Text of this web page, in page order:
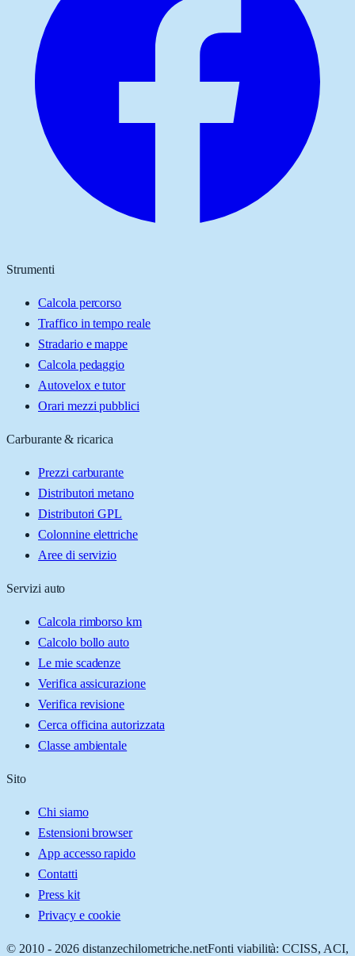
Strumenti
Calcola percorso
Traffico in tempo reale
Stradario e mappe
Calcola pedaggio
Autovelox e tutor
Orari mezzi pubblici
Carburante & ricarica
Prezzi carburante
Distributori metano
Distributori GPL
Colonnine elettriche
Aree di servizio
Servizi auto
Calcola rimborso km
Calcolo bollo auto
Le mie scadenze
Verifica assicurazione
Verifica revisione
Cerca officina autorizzata
Classe ambientale
Sito
Chi siamo
Estensioni browser
App accesso rapido
Contatti
Press kit
Privacy e cookie
© 2010 - 2026 distanzechilometriche.netFonti viabilità: CCISS, ACI,